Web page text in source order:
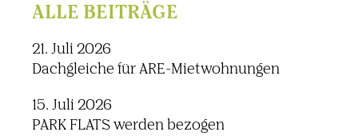
ALLE BEITRÄGE
21. Juli 2026
Dachgleiche für ARE-Mietwohnungen
15. Juli 2026
PARK FLATS werden bezogen